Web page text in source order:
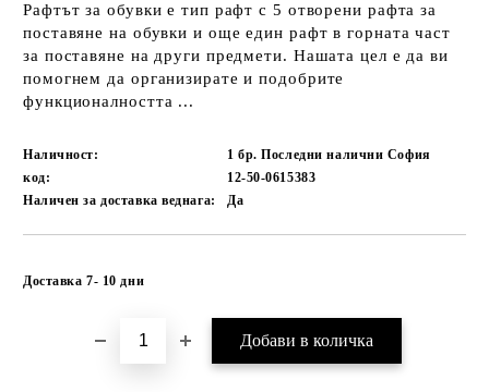
Рафтът за обувки е тип рафт с 5 отворени рафта за
поставяне на обувки и още един рафт в горната част
за поставяне на други предмети. Нашата цел е да ви
помогнем да организирате и подобрите
функционалността ...
Наличност:
1 бр. Последни налични София
код:
12-50-0615383
Наличен за доставка веднага:
Да
Доставка 7- 10 дни